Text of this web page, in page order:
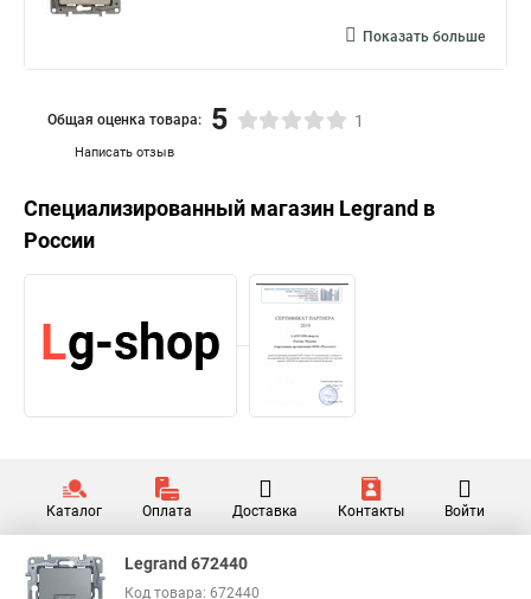
Показать больше
Написать отзыв
Общая оценка товара: 5 1
Специализированный магазин Legrand в
России
Каталог Оплата Доставка Контакты Войти
Legrand 672440
Код товара: 672440